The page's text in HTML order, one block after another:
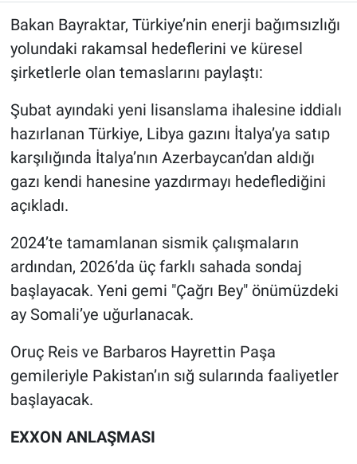
Bakan Bayraktar, Türkiye’nin enerji bağımsızlığı
yolundaki rakamsal hedeflerini ve küresel
şirketlerle olan temaslarını paylaştı:
Şubat ayındaki yeni lisanslama ihalesine iddialı
hazırlanan Türkiye, Libya gazını İtalya’ya satıp
karşılığında İtalya’nın Azerbaycan’dan aldığı
gazı kendi hanesine yazdırmayı hedeflediğini
açıkladı.
2024’te tamamlanan sismik çalışmaların
ardından, 2026’da üç farklı sahada sondaj
başlayacak. Yeni gemi "Çağrı Bey" önümüzdeki
ay Somali’ye uğurlanacak.
Oruç Reis ve Barbaros Hayrettin Paşa
gemileriyle Pakistan’ın sığ sularında faaliyetler
başlayacak.
EXXON ANLAŞMASI